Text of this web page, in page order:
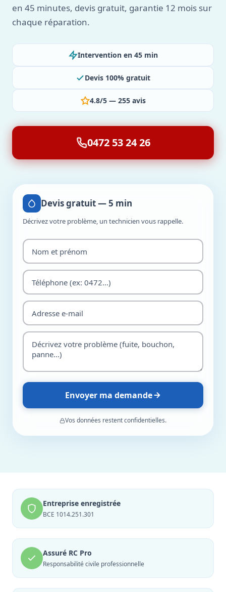
en 45 minutes, devis gratuit, garantie 12 mois sur
chaque réparation.
Intervention en 45 min
Devis 100% gratuit
4.8/5 — 255 avis
0472 53 24 26
Devis gratuit — 5 min
Décrivez votre problème, un technicien vous rappelle.
Envoyer ma demande
Vos données restent confidentielles.
Entreprise enregistrée
BCE 1014.251.301
Assuré RC Pro
Responsabilité civile professionnelle